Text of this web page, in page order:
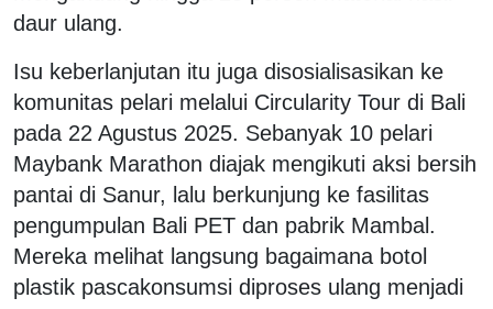
daur ulang.
Isu keberlanjutan itu juga disosialisasikan ke
komunitas pelari melalui Circularity Tour di Bali
pada 22 Agustus 2025. Sebanyak 10 pelari
Maybank Marathon diajak mengikuti aksi bersih
pantai di Sanur, lalu berkunjung ke fasilitas
pengumpulan Bali PET dan pabrik Mambal.
Mereka melihat langsung bagaimana botol
plastik pascakonsumsi diproses ulang menjadi